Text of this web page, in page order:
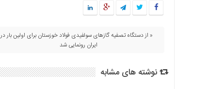
« از دستگاه تصفیه گازهای سولفیدی فولاد خوزستان برای اولین بار در
ایران رونمایی شد
نوشته های مشابه